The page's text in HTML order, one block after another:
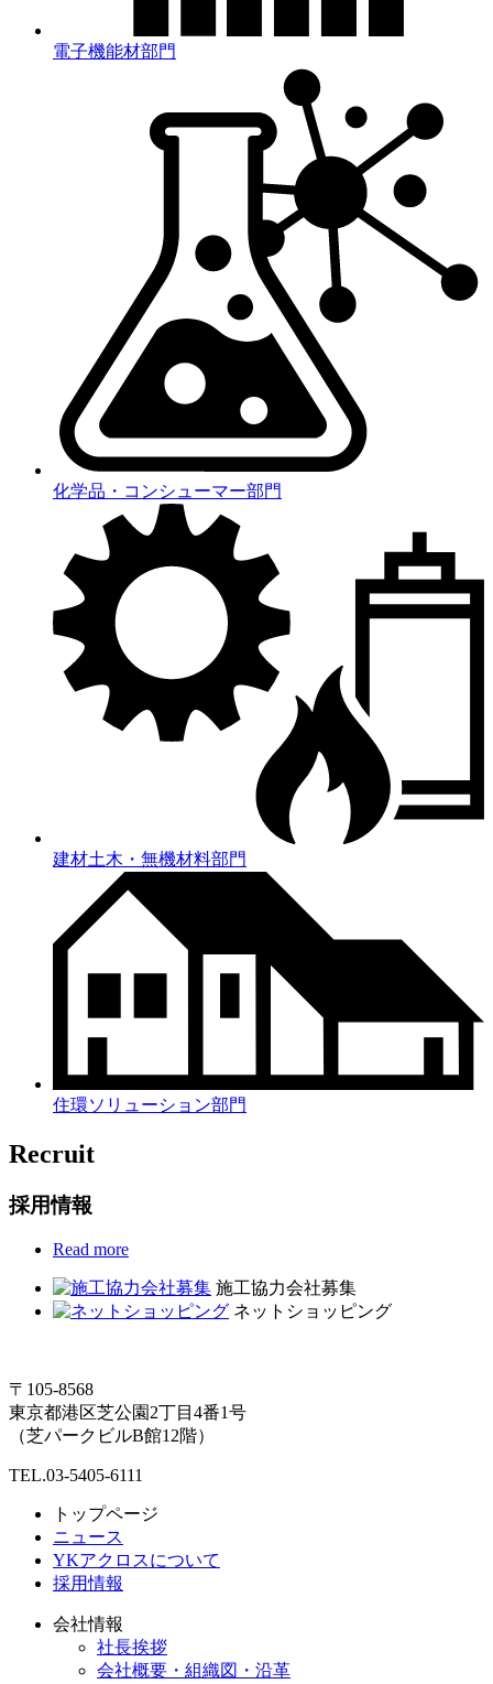
電子機能材部門
化学品・コンシューマー部門
建材土木・無機材料部門
住環ソリューション部門
Recruit
採用情報
Read more
施工協力会社募集
ネットショッピング
〒105-8568
東京都港区芝公園2丁目4番1号
（芝パークビルB館12階）
TEL.03-5405-6111
トップページ
ニュース
YKアクロスについて
採用情報
会社情報
社長挨拶
会社概要・組織図・沿革